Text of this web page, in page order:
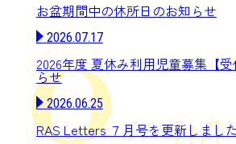
お盆期間中の休所日のお知らせ
2026.07.17
2026年度 夏休み利用児童募集【
らせ
2026.06.25
RAS Letters ７月号を更新しまし